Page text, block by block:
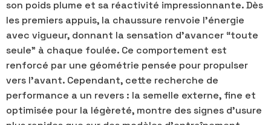
son poids plume et sa réactivité impressionnante. Dès
les premiers appuis, la chaussure renvoie l’énergie
avec vigueur, donnant la sensation d’avancer “toute
seule” à chaque foulée. Ce comportement est
renforcé par une géométrie pensée pour propulser
vers l’avant. Cependant, cette recherche de
performance a un revers : la semelle externe, fine et
optimisée pour la légèreté, montre des signes d’usure